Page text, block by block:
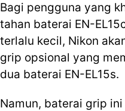
Bagi pengguna yang
tahan baterai EN-
terlalu kecil, Nikon
grip opsional yang
dua baterai EN-EL15s.
Namun, baterai grip